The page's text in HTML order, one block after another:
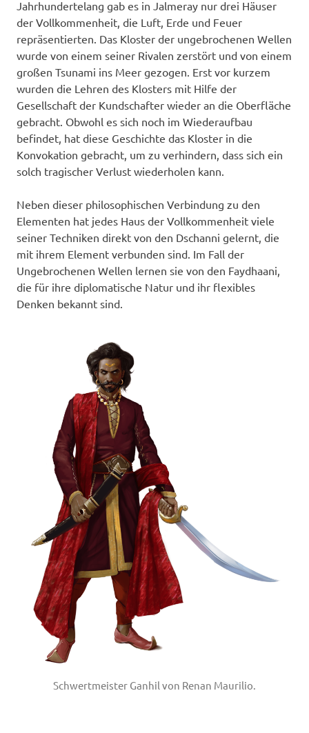
Jahrhundertelang gab es in Jalmeray nur drei Häuser
der Vollkommenheit, die Luft, Erde und Feuer
repräsentierten. Das Kloster der ungebrochenen Wellen
wurde von einem seiner Rivalen zerstört und von einem
großen Tsunami ins Meer gezogen. Erst vor kurzem
wurden die Lehren des Klosters mit Hilfe der
Gesellschaft der Kundschafter wieder an die Oberfläche
gebracht. Obwohl es sich noch im Wiederaufbau
befindet, hat diese Geschichte das Kloster in die
Konvokation gebracht, um zu verhindern, dass sich ein
solch tragischer Verlust wiederholen kann.
Neben dieser philosophischen Verbindung zu den
Elementen hat jedes Haus der Vollkommenheit viele
seiner Techniken direkt von den Dschanni gelernt, die
mit ihrem Element verbunden sind. Im Fall der
Ungebrochenen Wellen lernen sie von den Faydhaani,
die für ihre diplomatische Natur und ihr flexibles
Denken bekannt sind.
Schwertmeister Ganhil von Renan Maurilio.